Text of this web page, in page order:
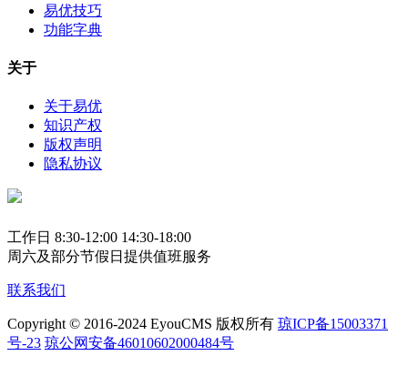
易优技巧
功能字典
关于
关于易优
知识产权
版权声明
隐私协议
工作日 8:30-12:00 14:30-18:00
周六及部分节假日提供值班服务
联系我们
Copyright © 2016-2024 EyouCMS 版权所有 琼ICP备15003371
号-23 琼公网安备46010602000484号